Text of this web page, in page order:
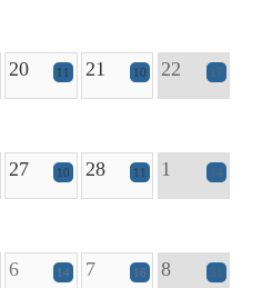
20 11 21 10 22 17
27 10 28 11 1 14
6 14 7 16 8 31